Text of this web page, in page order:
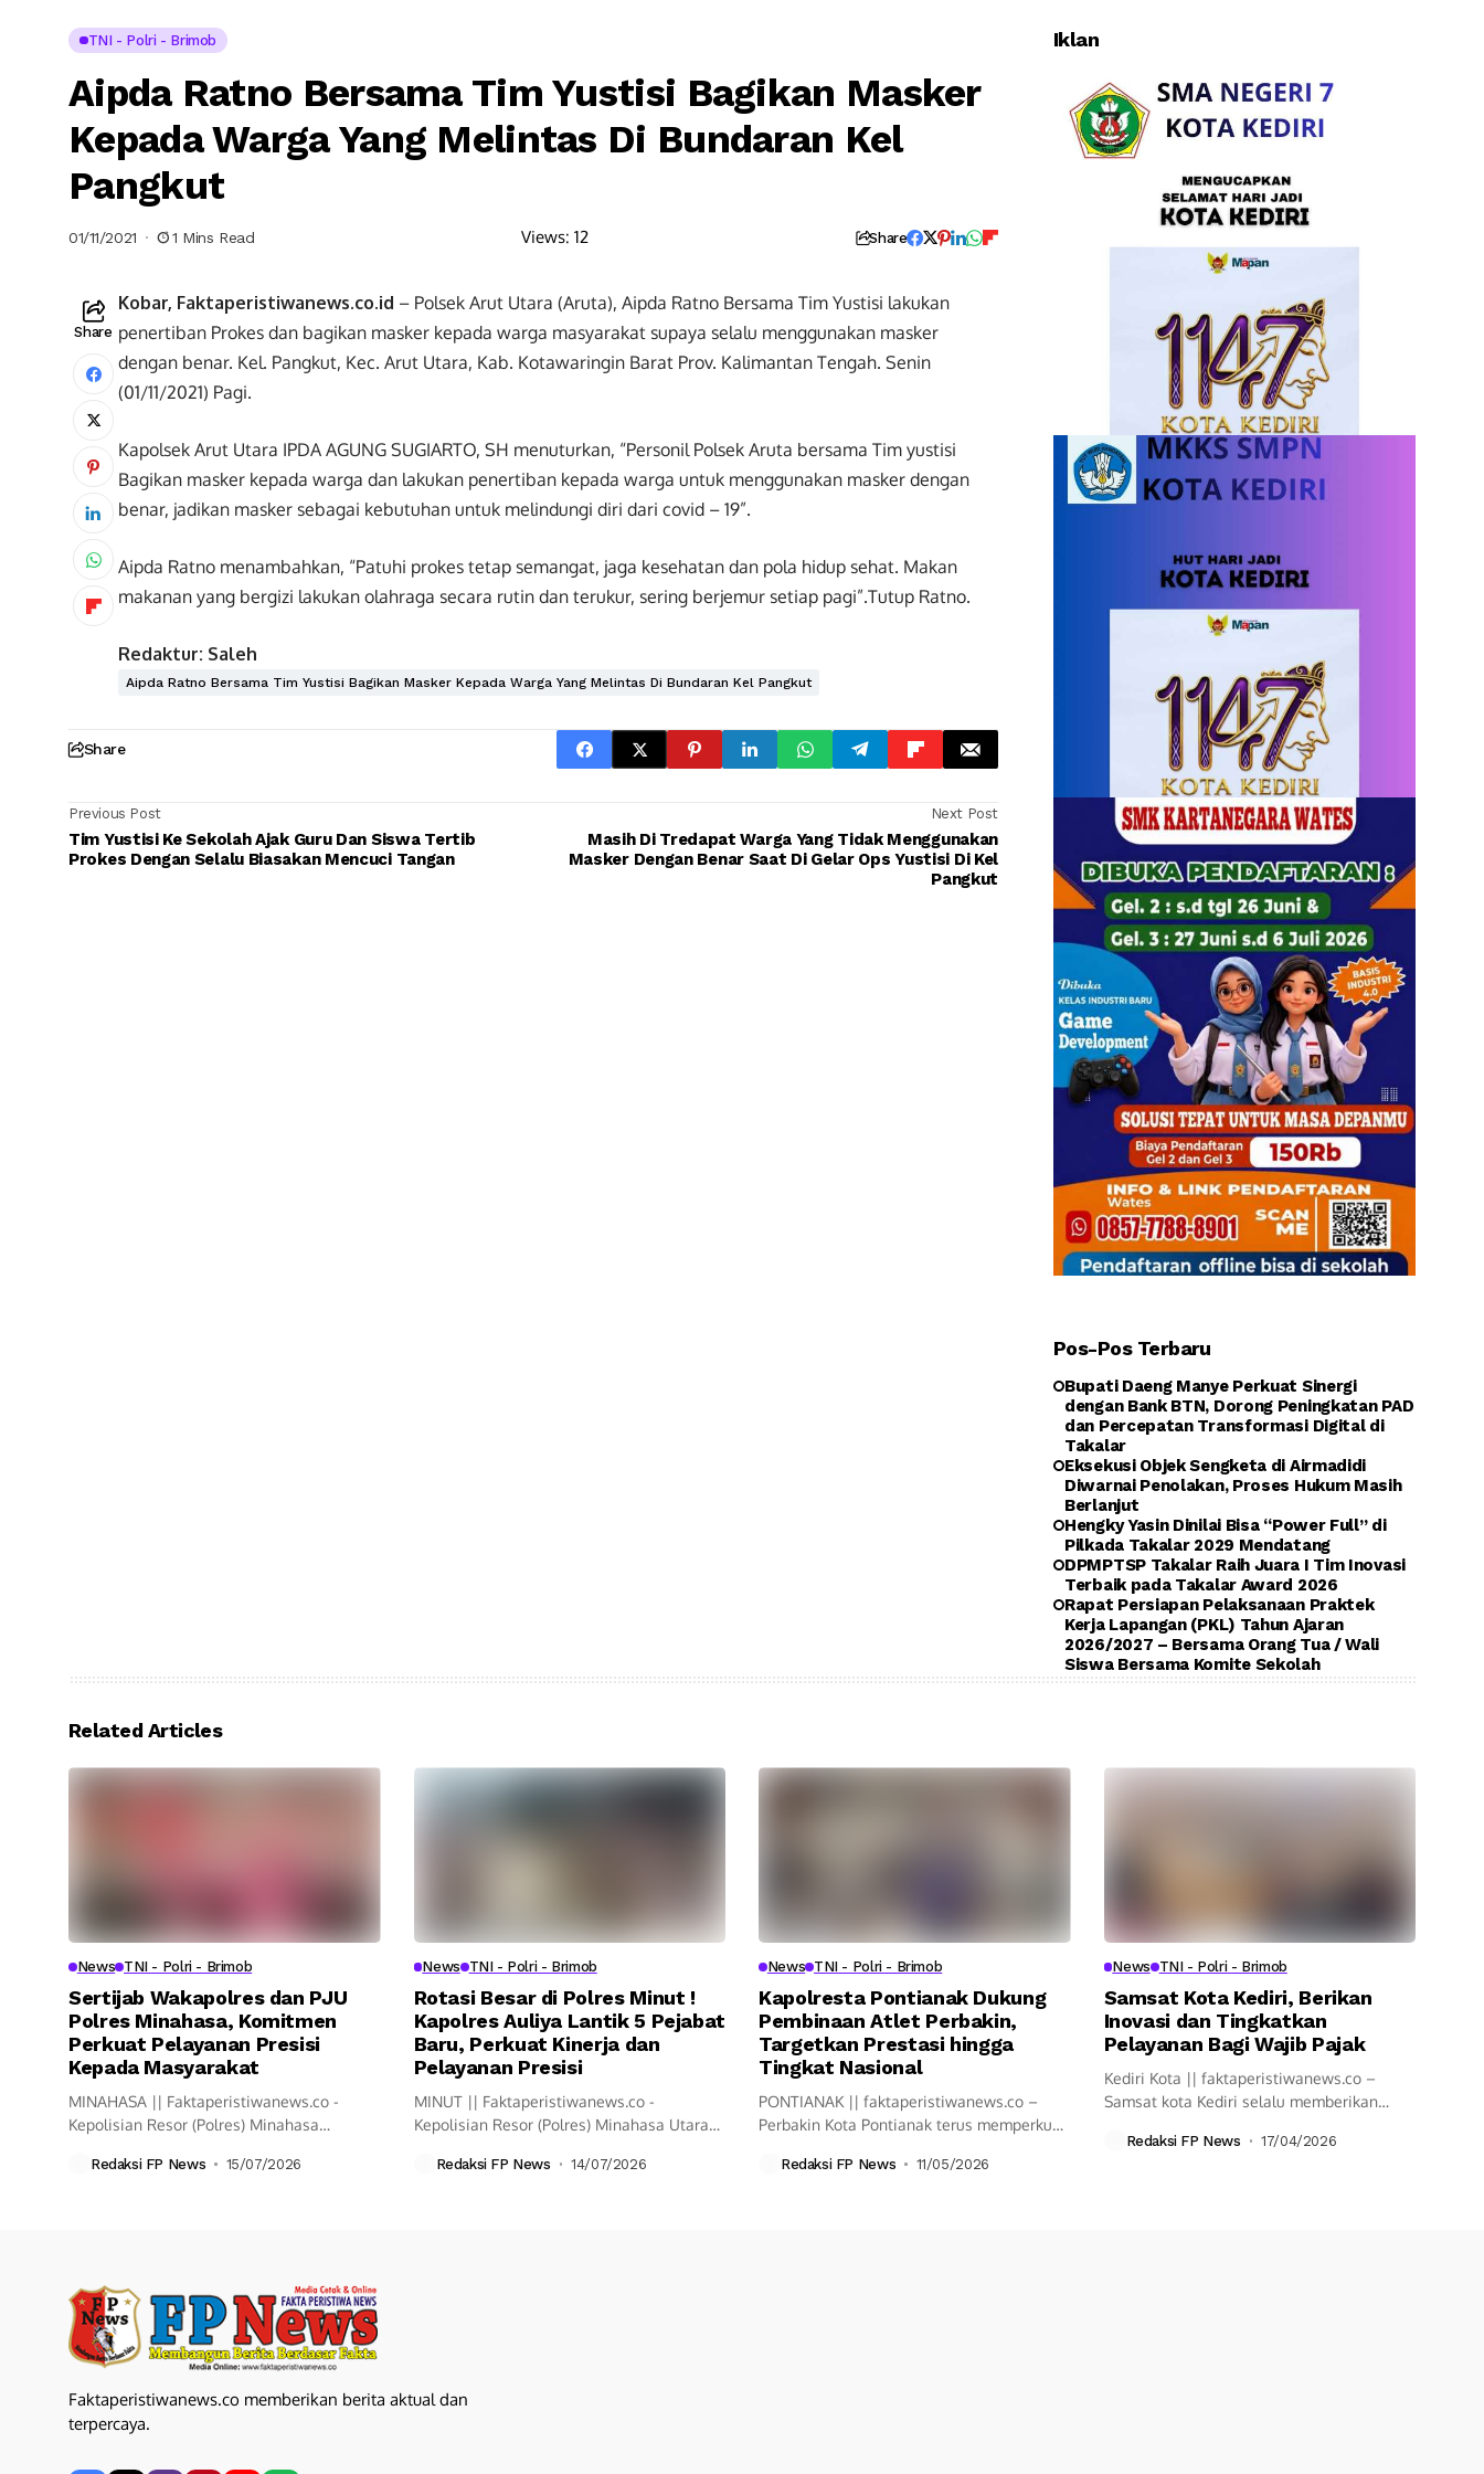
TNI - Polri - Brimob
Aipda Ratno Bersama Tim Yustisi Bagikan Masker
Kepada Warga Yang Melintas Di Bundaran Kel
Pangkut
01/11/2021 1 Mins Read Views: 12 Share
Share
Kobar, Faktaperistiwanews.co.id – Polsek Arut Utara (Aruta), Aipda Ratno Bersama Tim Yustisi lakukan
penertiban Prokes dan bagikan masker kepada warga masyarakat supaya selalu menggunakan masker
dengan benar. Kel. Pangkut, Kec. Arut Utara, Kab. Kotawaringin Barat Prov. Kalimantan Tengah. Senin
(01/11/2021) Pagi.
Kapolsek Arut Utara IPDA AGUNG SUGIARTO, SH menuturkan, “Personil Polsek Aruta bersama Tim yustisi
Bagikan masker kepada warga dan lakukan penertiban kepada warga untuk menggunakan masker dengan
benar, jadikan masker sebagai kebutuhan untuk melindungi diri dari covid – 19”.
Aipda Ratno menambahkan, “Patuhi prokes tetap semangat, jaga kesehatan dan pola hidup sehat. Makan
makanan yang bergizi lakukan olahraga secara rutin dan terukur, sering berjemur setiap pagi”.Tutup Ratno.
Redaktur: Saleh
Aipda Ratno Bersama Tim Yustisi Bagikan Masker Kepada Warga Yang Melintas Di Bundaran Kel Pangkut
Share
Previous Post
Tim Yustisi Ke Sekolah Ajak Guru Dan Siswa Tertib
Prokes Dengan Selalu Biasakan Mencuci Tangan
Next Post
Masih Di Tredapat Warga Yang Tidak Menggunakan
Masker Dengan Benar Saat Di Gelar Ops Yustisi Di Kel
Pangkut
Iklan
Pos-Pos Terbaru
Bupati Daeng Manye Perkuat Sinergi
dengan Bank BTN, Dorong Peningkatan PAD
dan Percepatan Transformasi Digital di
Takalar
Eksekusi Objek Sengketa di Airmadidi
Diwarnai Penolakan, Proses Hukum Masih
Berlanjut
Hengky Yasin Dinilai Bisa “Power Full” di
Pilkada Takalar 2029 Mendatang
DPMPTSP Takalar Raih Juara I Tim Inovasi
Terbaik pada Takalar Award 2026
Rapat Persiapan Pelaksanaan Praktek
Kerja Lapangan (PKL) Tahun Ajaran
2026/2027 – Bersama Orang Tua / Wali
Siswa Bersama Komite Sekolah
Related Articles
News TNI - Polri - Brimob
Sertijab Wakapolres dan PJU
Polres Minahasa, Komitmen
Perkuat Pelayanan Presisi
Kepada Masyarakat
MINAHASA || Faktaperistiwanews.co -
Kepolisian Resor (Polres) Minahasa
Jabatan...
Redaksi FP News 15/07/2026
News TNI - Polri - Brimob
Rotasi Besar di Polres Minut !
Kapolres Auliya Lantik 5 Pejabat
Baru, Perkuat Kinerja dan
Pelayanan Presisi
MINUT || Faktaperistiwanews.co -
Kepolisian Resor (Polres) Minahasa Utara
Redaksi FP News 14/07/2026
News TNI - Polri - Brimob
Kapolresta Pontianak Dukung
Pembinaan Atlet Perbakin,
Targetkan Prestasi hingga
Tingkat Nasional
PONTIANAK || faktaperistiwanews.co –
Perbakin Kota Pontianak terus memperkuat
Redaksi FP News 11/05/2026
News TNI - Polri - Brimob
Samsat Kota Kediri, Berikan
Inovasi dan Tingkatkan
Pelayanan Bagi Wajib Pajak
Kediri Kota || faktaperistiwanews.co –
Samsat kota Kediri selalu memberikan
Redaksi FP News 17/04/2026
Faktaperistiwanews.co memberikan berita aktual dan
terpercaya.